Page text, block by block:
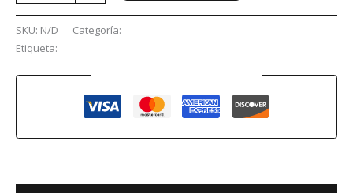
SKU: N/D Categoría:
Etiqueta: